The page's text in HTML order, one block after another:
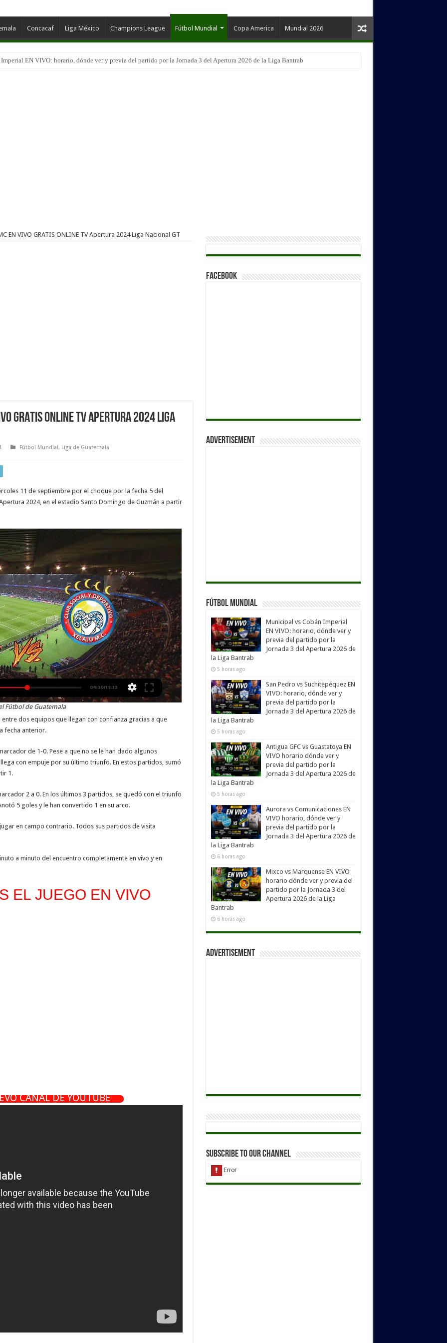
Concacaf Liga México Champions League Fútbol Mundial Copa America Mundial 2026
EN VIVO: horario, dónde ver y previa del partido por la Jornada 3 del Apertura 2026 de la Liga Bantrab
EN VIVO GRATIS ONLINE TV Apertura 2024 Liga Nacional GT
GRATIS ONLINE TV Apertura 2024 Liga
Fútbol Mundial, Liga de Guatemala
11 de septiembre por el choque por la fecha 5 del
2024, en el estadio Santo Domingo de Guzmán a partir
Fútbol de Guatemala
dos equipos que llegan con confianza gracias a que
fecha anterior.
de 1-0. Pese a que no se le han dado algunos
con empuje por su último triunfo. En estos partidos, sumó
1.
2 a 0. En los últimos 3 partidos, se quedó con el triunfo
5 goles y le han convertido 1 en su arco.
en campo contrario. Todos sus partidos de visita
a minuto del encuentro completamente en vivo y en
EL JUEGO EN VIVO
CANAL DE YOUTUBE
Facebook
Advertisement
Fútbol Mundial
Municipal vs Cobán Imperial
EN VIVO: horario, dónde ver y
previa del partido por la
Jornada 3 del Apertura 2026 de
la Liga Bantrab
5 horas ago
San Pedro vs Suchitepéquez EN
VIVO: horario, dónde ver y
previa del partido por la
Jornada 3 del Apertura 2026 de
la Liga Bantrab
5 horas ago
Antigua GFC vs Guastatoya EN
VIVO horario dónde ver y
previa del partido por la
Jornada 3 del Apertura 2026 de
la Liga Bantrab
5 horas ago
Aurora vs Comunicaciones EN
VIVO horario, dónde ver y
previa del partido por la
Jornada 3 del Apertura 2026 de
la Liga Bantrab
6 horas ago
Mixco vs Marquense EN VIVO
horario dónde ver y previa del
partido por la Jornada 3 del
Apertura 2026 de la Liga
Bantrab
6 horas ago
Advertisement
Subscribe to our Channel